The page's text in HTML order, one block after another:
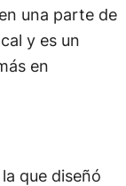
una parte de
y es un
en
que diseñó